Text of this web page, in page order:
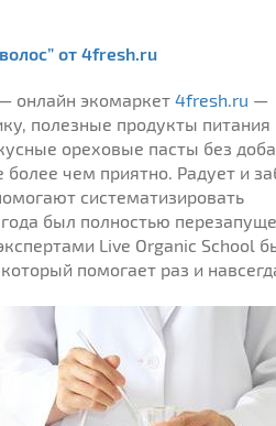
от 4fresh.ru
онлайн экомаркет 4fresh.ru —
полезные продукты питания
ореховые пасты без
чем приятно. Радует и
систематизировать
был полностью
Live Organic School
который помогает раз и